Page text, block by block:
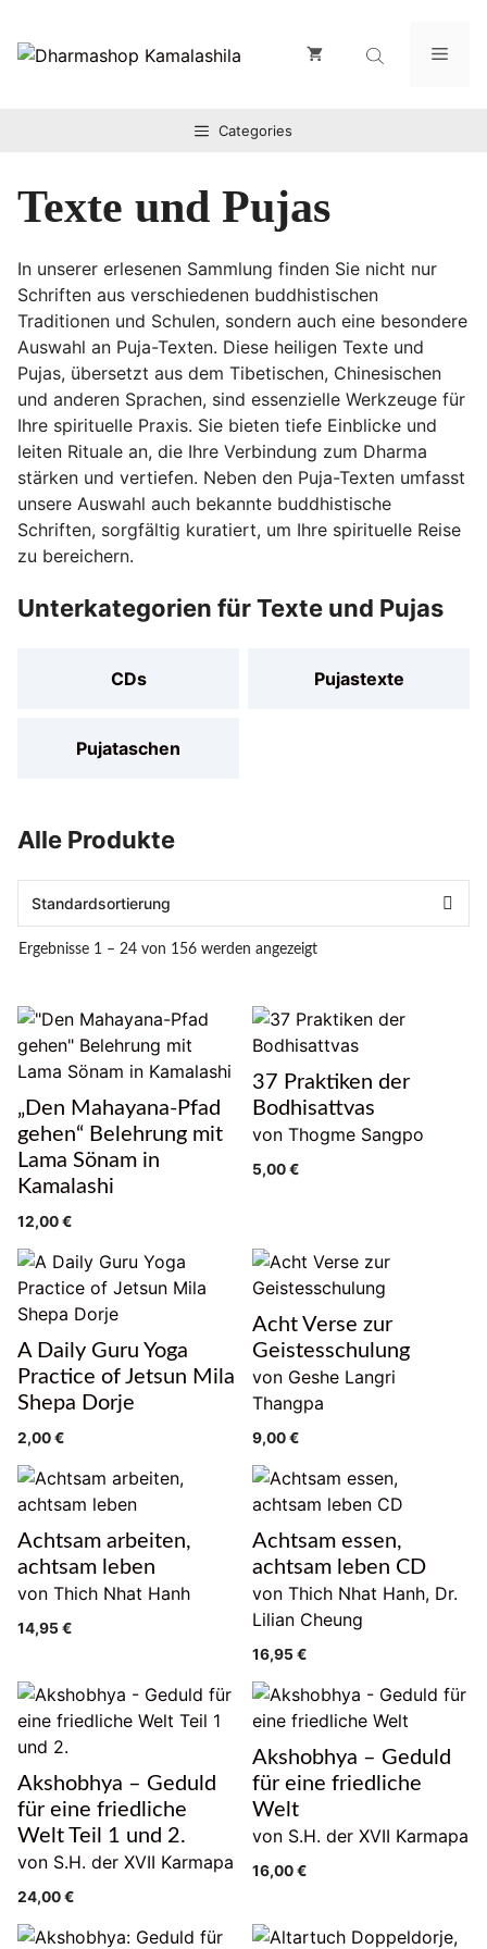
Inhalt
springen
Categories
Texte und Pujas
In unserer erlesenen Sammlung finden Sie nicht nur
Schriften aus verschiedenen buddhistischen
Traditionen und Schulen, sondern auch eine besondere
Auswahl an Puja-Texten. Diese heiligen Texte und
Pujas, übersetzt aus dem Tibetischen, Chinesischen
und anderen Sprachen, sind essenzielle Werkzeuge für
Ihre spirituelle Praxis. Sie bieten tiefe Einblicke und
leiten Rituale an, die Ihre Verbindung zum Dharma
stärken und vertiefen. Neben den Puja-Texten umfasst
unsere Auswahl auch bekannte buddhistische
Schriften, sorgfältig kuratiert, um Ihre spirituelle Reise
zu bereichern.
Unterkategorien für Texte und Pujas
CDs Pujastexte
Pujataschen
Alle Produkte
Ergebnisse 1 – 24 von 156 werden angezeigt
„Den Mahayana-Pfad
gehen“ Belehrung mit
Lama Sönam in
Kamalashi
12,00€
37 Praktiken der
Bodhisattvas
von Thogme Sangpo
5,00€
A Daily Guru Yoga
Practice of Jetsun Mila
Shepa Dorje
2,00€
Acht Verse zur
Geistesschulung
von Geshe Langri
Thangpa
9,00€
Achtsam arbeiten,
achtsam leben
von Thich Nhat Hanh
14,95€
Achtsam essen,
achtsam leben CD
von Thich Nhat Hanh, Dr.
Lilian Cheung
16,95€
Akshobhya – Geduld
für eine friedliche
Welt Teil 1 und 2.
von S.H. der XVII Karmapa
24,00€
Akshobhya – Geduld
für eine friedliche
Welt
von S.H. der XVII Karmapa
16,00€